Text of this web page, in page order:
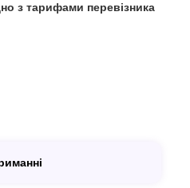
з тарифами перевізника